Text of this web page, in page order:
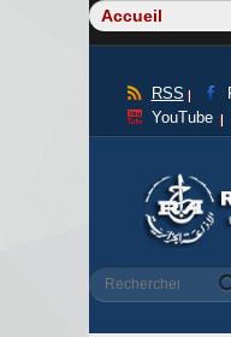
RSS
YouTube
Rechercher